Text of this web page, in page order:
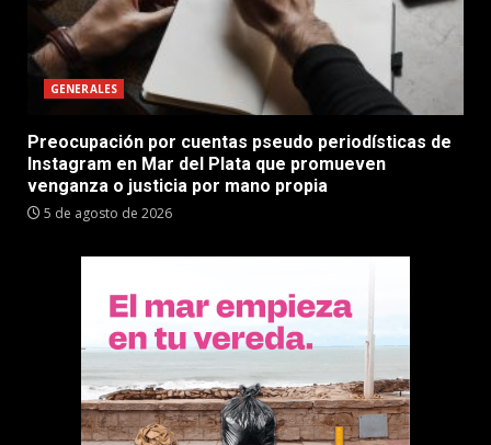
GENERALES
Preocupación por cuentas pseudo periodísticas de
Instagram en Mar del Plata que promueven
venganza o justicia por mano propia
5 de agosto de 2026